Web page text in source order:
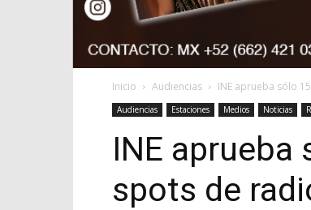
Inicio Audiencias INE aprueba sólo
Audiencias Estaciones Medios Noticias
INE
spots de